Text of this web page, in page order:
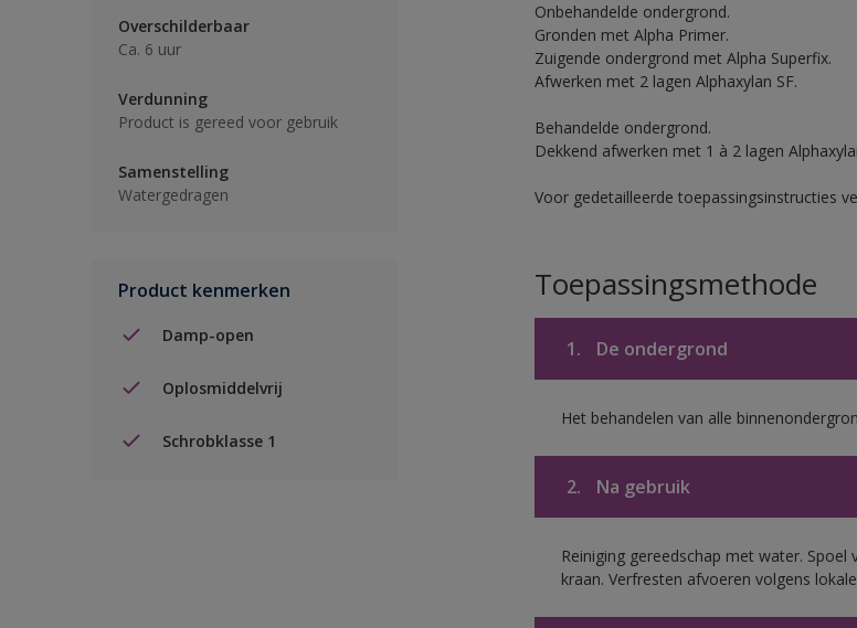
Overschilderbaar
Ca. 6 uur
Verdunning
Product is gereed voor gebruik
Samenstelling
Watergedragen
Product kenmerken
Damp-open
Oplosmiddelvrij
Schrobklasse 1
Onbehandelde ondergrond.
Gronden met Alpha Primer.
Zuigende ondergrond met Alpha Superfix.
Afwerken met 2 lagen Alphaxylan SF.
Behandelde ondergrond.
Dekkend afwerken met 1 à 2 lagen
Voor gedetailleerde toepassingsinstructies
Toepassingsmethode
1. De ondergrond
Het behandelen van alle
2. Na gebruik
Reiniging gereedschap met water.
kraan. Verfresten afvoeren volgens